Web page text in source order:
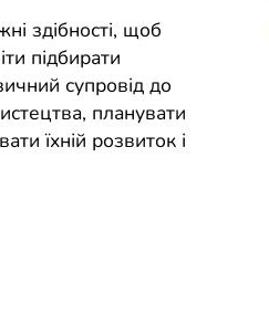
здібності, щоб
підбирати
супровід до
планувати
їхній розвиток і